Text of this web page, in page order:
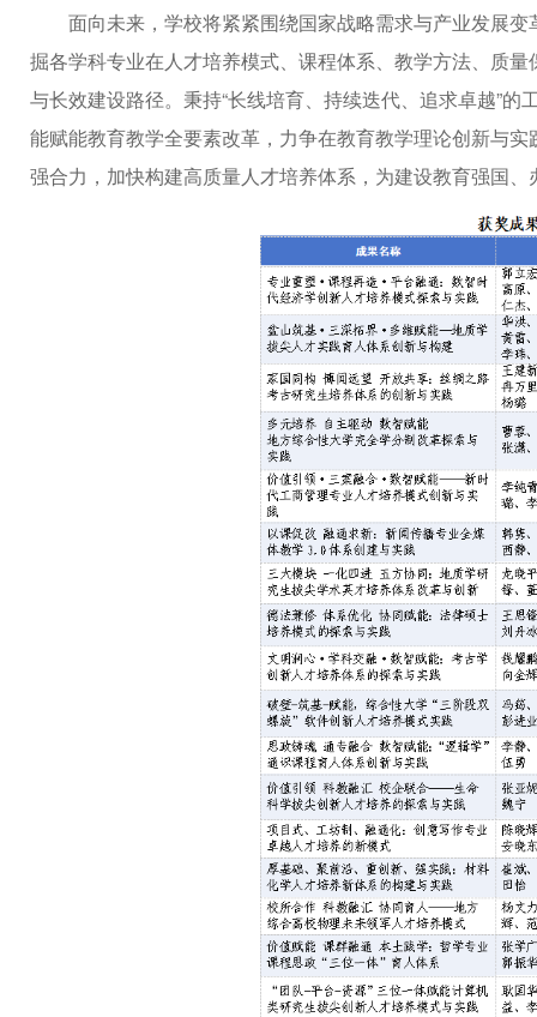
面向未来，学校将紧紧围绕国家战略需求与产业发展
掘各学科专业在人才培养模式、课程体系、教学方法、质
与长效建设路径。秉持“长线培育、持续迭代、追求卓越”
能赋能教育教学全要素改革，力争在教育教学理论创新与
强合力，加快构建高质量人才培养体系，为建设教育强国